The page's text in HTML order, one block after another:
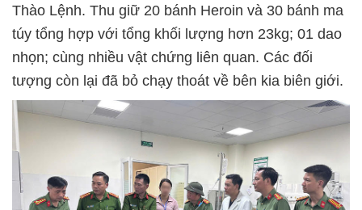
Thào Lệnh. Thu giữ 20 bánh Heroin và 30 bánh ma
túy tổng hợp với tổng khối lượng hơn 23kg; 01 dao
nhọn; cùng nhiều vật chứng liên quan. Các đối
tượng còn lại đã bỏ chạy thoát về bên kia biên giới.